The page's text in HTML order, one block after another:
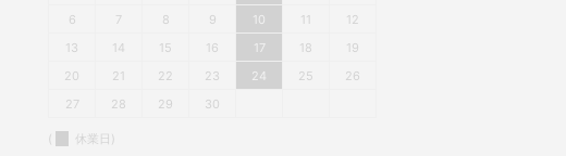
6
7 8 9 10 11
12
13
14 15 16 17 18
19
20
21 22 23 24 25
26
27
28 29 30
( 休業日)